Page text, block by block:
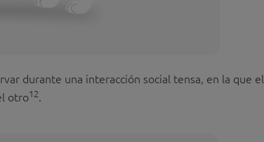
durante una interacción social tensa, en la que el
otro12.